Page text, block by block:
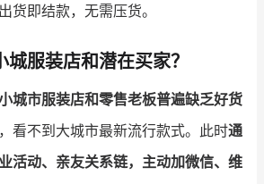
货即结款，无需压货。
服装店和潜在买家？
城市服装店和零售老板普遍缺乏好货
看不到大城市最新流行款式。此时通
活动、亲友关系链，主动加微信、维